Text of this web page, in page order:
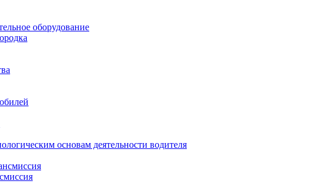
оборудование
основам деятельности водителя